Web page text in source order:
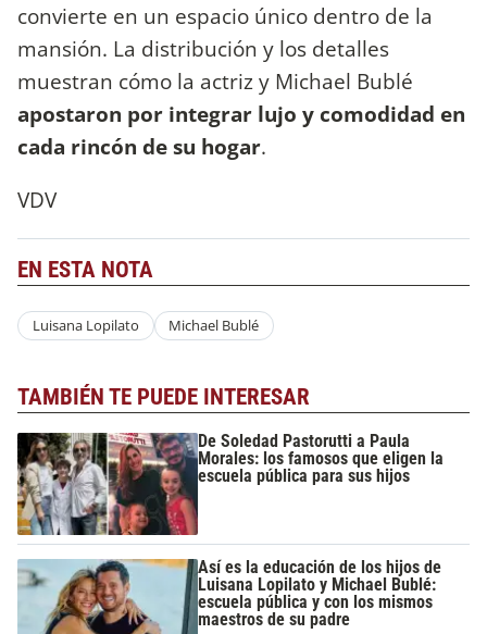
convierte en un espacio único dentro de la
mansión. La distribución y los detalles
muestran cómo la actriz y Michael Bublé
apostaron por integrar lujo y comodidad en
cada rincón de su hogar.
VDV
EN ESTA NOTA
Luisana Lopilato Michael Bublé
TAMBIÉN TE PUEDE INTERESAR
De Soledad Pastorutti a Paula
Morales: los famosos que eligen la
escuela pública para sus hijos
Así es la educación de los hijos de
Luisana Lopilato y Michael Bublé:
escuela pública y con los mismos
maestros de su padre